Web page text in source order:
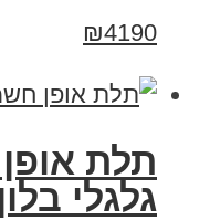
₪4190
תלת
גלגלי בלון